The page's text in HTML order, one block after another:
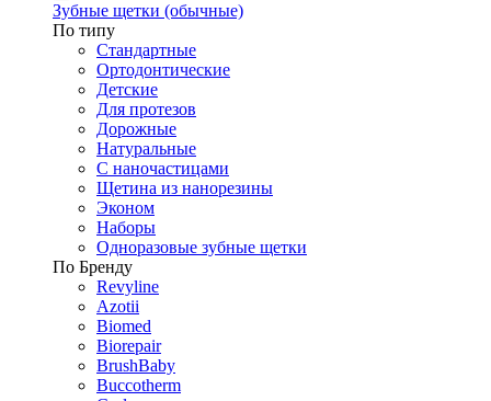
Зубные щетки (обычные)
По типу
Стандартные
Ортодонтические
Детские
Для протезов
Дорожные
Натуральные
С наночастицами
Щетина из нанорезины
Эконом
Наборы
Одноразовые зубные щетки
По Бренду
Revyline
Azotii
Biomed
Biorepair
BrushBaby
Buccotherm